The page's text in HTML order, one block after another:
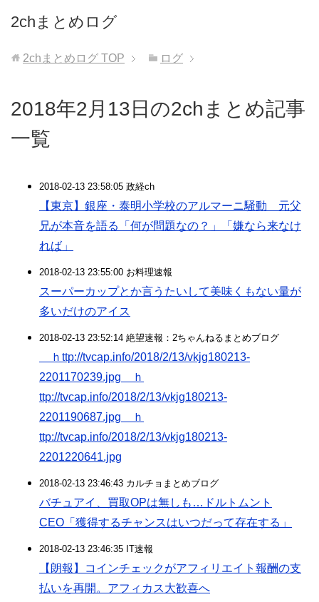
2chまとめログ
2chまとめログ TOP ログ
2018年2月13日の2chまとめ記事
一覧
2018-02-13 23:58:05 政経ch
【東京】銀座・泰明小学校のアルマーニ騒動 元父
兄が本音を語る「何が問題なの？」「嫌なら来なけ
れば」
2018-02-13 23:55:00 お料理速報
スーパーカップとか言うたいして美味くもない量が
多いだけのアイス
2018-02-13 23:52:14 絶望速報：2ちゃんねるまとめブログ
ｈttp://tvcap.info/2018/2/13/vkjg180213-
2201170239.jpg ｈ
ttp://tvcap.info/2018/2/13/vkjg180213-
2201190687.jpg ｈ
ttp://tvcap.info/2018/2/13/vkjg180213-
2201220641.jpg
2018-02-13 23:46:43 カルチョまとめブログ
バチュアイ、買取OPは無しも…ドルトムント
CEO「獲得するチャンスはいつだって存在する」
2018-02-13 23:46:35 IT速報
【朗報】コインチェックがアフィリエイト報酬の支
払いを再開。アフィカス大歓喜へ